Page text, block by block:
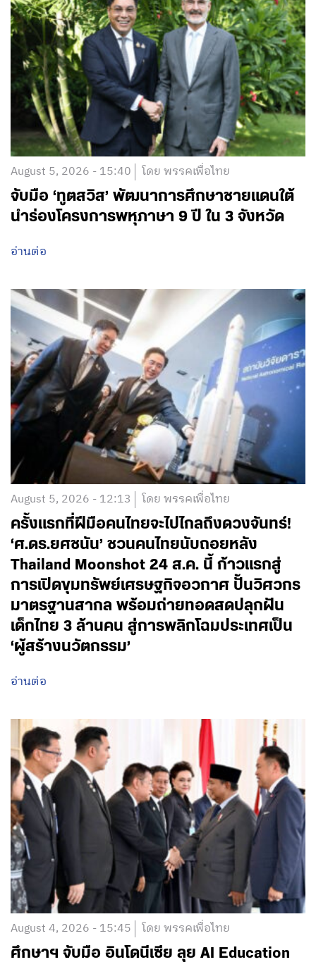
August 5, 2026 - 15:48 โดย พรรคเพื่อไทย
ครม. ไฟเขียว MOU แรงงานไทย-เมียนมา
ฉบับใหม่ ‘จุลพันธ์’ เผยช่วยแก้ปมแก้ขาดแคลน
แรงงาน-หนุนเศรษฐกิจโตต่อเนื่อง-ป้องกัน
การค้ามนุษย์
อ่านต่อ
August 5, 2026 - 15:40 โดย พรรคเพื่อไทย
จับมือ ‘ทูตสวิส’ พัฒนาการศึกษาชายแดนใต้
นำร่องโครงการพหุภาษา 9 ปี ใน 3 จังหวัด
อ่านต่อ
August 5, 2026 - 12:13 โดย พรรคเพื่อไทย
ครั้งแรกที่ฝีมือคนไทยจะไปไกลถึงดวงจันทร์!
‘ศ.ดร.ยศชนัน’ ชวนคนไทยนับถอยหลัง
Thailand Moonshot 24 ส.ค. นี้ ก้าวแรกสู่
การเปิดขุมทรัพย์เศรษฐกิจอวกาศ ปั้นวิศวกร
มาตรฐานสากล พร้อมถ่ายทอดสดปลุกฝัน
เด็กไทย 3 ล้านคน สู่การพลิกโฉมประเทศเป็น